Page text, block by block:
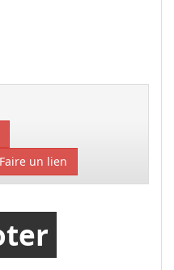
Faire un lien